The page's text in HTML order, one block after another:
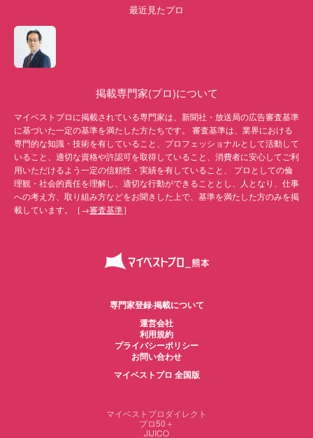
最近見たプロ
掲載専門家(プロ)について
マイベストプロに掲載されている専門家は、新聞社・放送局の広告審査基準
に基づいた一定の基準を満たした方たちです。 審査基準は、業界における
専門的な知識・技術を有していること、プロフェッショナルとして活動して
いること、適切な資格や許認可を取得していること、消費者に安心してご利
用いただけるよう一定の信頼性・実績を有していること、 プロとしての倫
理観・社会的責任を理解し、適切な行動ができることとし、人となり、仕事
への考え方、取り組み方などをお聞きした上で、基準を満たした方のみを掲
載しています。［→審査基準］
専門家登録·掲載について
運営会社
利用規約
プライバシーポリシー
お問い合わせ
マイベストプロ 全国版
マイベストプロダイレクト
プロ50＋
JIJICO